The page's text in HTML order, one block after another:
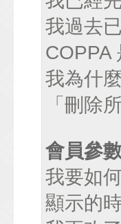
我過去
COPPA
我為什
「刪除
會員參
我要如
顯示的